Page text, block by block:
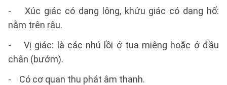
- Xúc giác có dạng lông, khứu giác có dạng hố:
nằm trên râu.
- Vị giác: là các nhú lồi ở tua miệng hoặc ở đầu
chân (bướm).
- Có cơ quan thu phát âm thanh.